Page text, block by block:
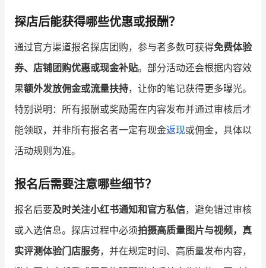
探店后能获得哪些优惠或报酬？
通过官方渠道报名探店团购，参与者多数可获得免费体验
券、店铺团购优惠或现金补贴。部分活动还会根据内容效
果额外发放佣金或流量扶持，让你的笔记获得更多曝光。
特别说明：所有报酬或奖励需在内容发布并通过审核后才
能领取，并非所有报名者一定有现金返现或佣金，具体以
活动规则为准。
报名后需要注意哪些细节？
报名后要及时关注小红书通知和官方私信，避免错过审核
或入选信息。探店过程中必须拍摄高质量图片与视频，真
实评测体验门店服务，并在规定时间、高质量发布内容，